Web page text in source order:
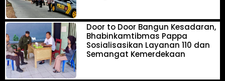
Door to Door Bangun Kesadaran,
Bhabinkamtibmas Pappa
Sosialisasikan Layanan 110 dan
Semangat Kemerdekaan